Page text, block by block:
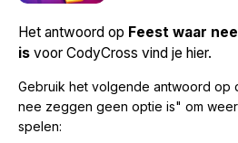
Het antwoord op Feest waar
is voor CodyCross vind je hier.
Gebruik het volgende antwoord op
nee zeggen geen optie is" om
spelen: